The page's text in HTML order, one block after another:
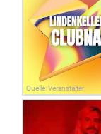
Quelle: Veranstalter